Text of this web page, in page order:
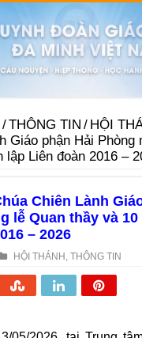
/THÔNG TIN / HỘI
Giáo phận Hải
lập Liên đoàn 2016 –
Chiên Lành
lễ Quan thầy và
– 2026
HỘI THÁNH ,THÔNG TIN